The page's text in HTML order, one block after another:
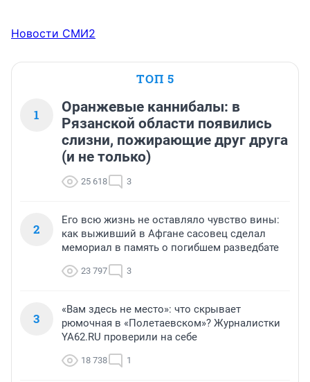
Новости СМИ2
ТОП 5
1
Оранжевые каннибалы: в
Рязанской области появились
слизни, пожирающие друг друга
(и не только)
25 618 3
2
Его всю жизнь не оставляло чувство вины:
как выживший в Афгане сасовец сделал
мемориал в память о погибшем разведбате
23 797 3
3
«Вам здесь не место»: что скрывает
рюмочная в «Полетаевском»? Журналистки
YA62.RU проверили на себе
18 738 1